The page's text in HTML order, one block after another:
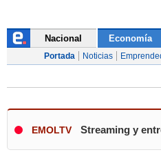
Nacional Economía
Portada Noticias
EMOLTV Streaming y